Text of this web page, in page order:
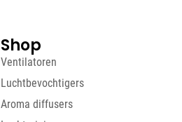
Shop
Ventilatoren
Luchtbevochtigers
Aroma diffusers